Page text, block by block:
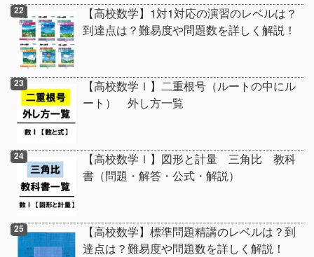
【高校数学】1対1対応の演習のレベルは？
到達点は？難易度や問題数を詳しく解説！
【高校数学Ⅰ】二重根号（ルートの中にル
ート） 外し方一覧
【高校数学Ⅰ】図形と計量 三角比 教科
書（問題・解答・公式・解説）
【高校数学】標準問題精講のレベルは？到
達点は？難易度や問題数を詳しく解説！